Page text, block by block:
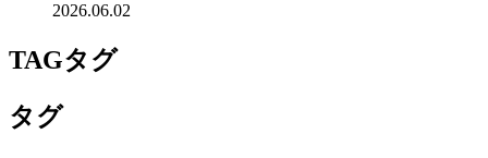
2026.06.02
TAGタグ
タグ